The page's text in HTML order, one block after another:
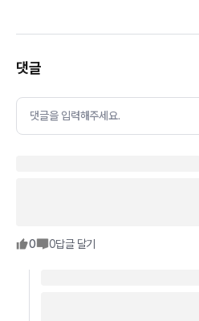
댓글
댓글을 입력해주세요.
0 0답글 달기